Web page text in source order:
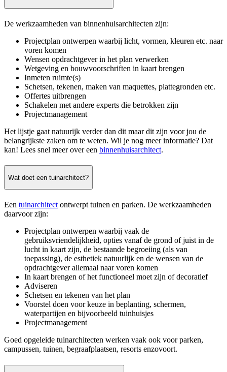
De werkzaamheden van binnenhuisarchitecten zijn:
Projectplan ontwerpen waarbij licht, vormen, kleuren etc. naar
voren komen
Wensen opdrachtgever in het plan verwerken
Wetgeving en bouwvoorschriften in kaart brengen
Inmeten ruimte(s)
Schetsen, tekenen, maken van maquettes, plattegronden etc.
Offertes uitbrengen
Schakelen met andere experts die betrokken zijn
Projectmanagement
Het lijstje gaat natuurijk verder dan dit maar dit zijn voor jou de
belangrijkste zaken om te weten. Wil je nog meer informatie? Dat
kan! Lees snel meer over een binnenhuisarchitect.
Wat doet een tuinarchitect?
Een tuinarchitect ontwerpt tuinen en parken. De werkzaamheden
daarvoor zijn:
Projectplan ontwerpen waarbij vaak de
gebruiksvriendelijkheid, opties vanaf de grond of juist in de
lucht in kaart zijn, de bestaande begroeiing (als van
toepassing), de esthetiek natuurlijk en de wensen van de
opdrachtgever allemaal naar voren komen
In kaart brengen of het functioneel moet zijn of decoratief
Adviseren
Schetsen en tekenen van het plan
Voorstel doen voor keuze in beplanting, schermen,
waterpartijen en bijvoorbeeld tuinhuisjes
Projectmanagement
Goed opgeleide tuinarchitecten werken vaak ook voor parken,
campussen, tuinen, begraafplaatsen, resorts enzovoort.